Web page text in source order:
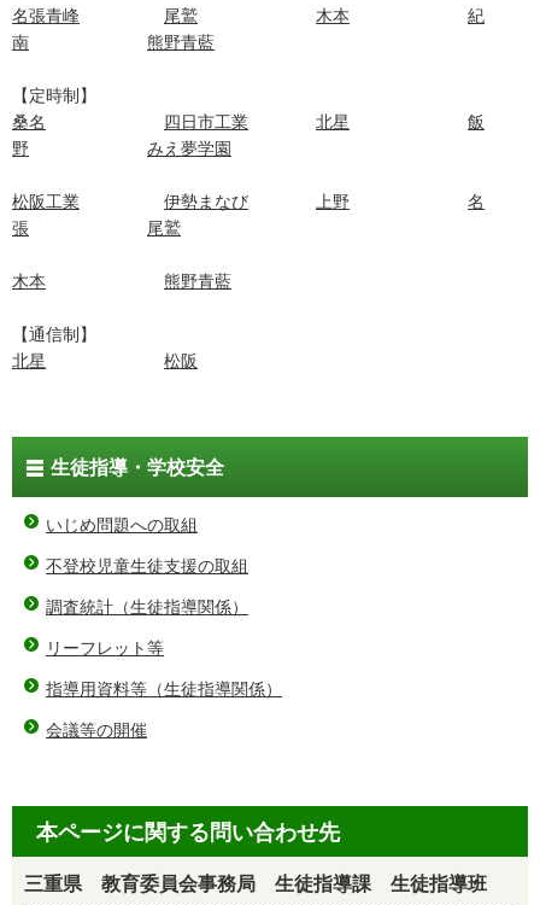
名張青峰 尾鷲 木本
紀
南
熊野青藍
【定時制】
桑名
四日市工業 北星
飯
野
みえ夢学園
松阪工業 伊勢まなび 上野
名
張
尾鷲
木本 熊野青藍
【通信制】
北星
松阪
生徒指導・学校安全
いじめ問題への取組
不登校児童生徒支援の取組
調査統計（生徒指導関係）
リーフレット等
指導用資料等（生徒指導関係）
会議等の開催
本ページに関する問い合わせ先
三重県 教育委員会事務局 生徒指導課 生徒指導班